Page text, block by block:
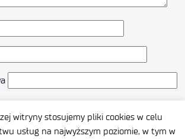
witryny stosujemy pliki cookies w celu
usług na najwyższym poziomie, w tym w
w tej przeglądarce podczas pisania